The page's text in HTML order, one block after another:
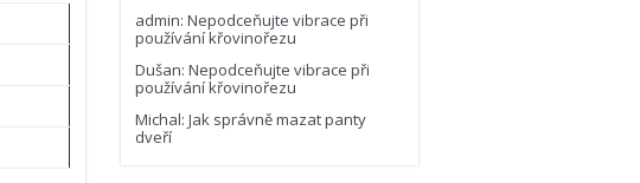
admin: Nepodceňujte vibrace při
používání křovinořezu
Dušan: Nepodceňujte vibrace při
používání křovinořezu
Michal: Jak správně mazat panty
dveří